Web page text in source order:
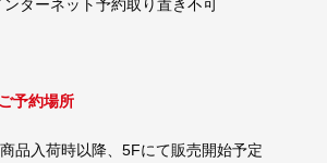
ンターネット予約取り置き不可
予約場所
品入荷時以降、5Fにて販売開始予定